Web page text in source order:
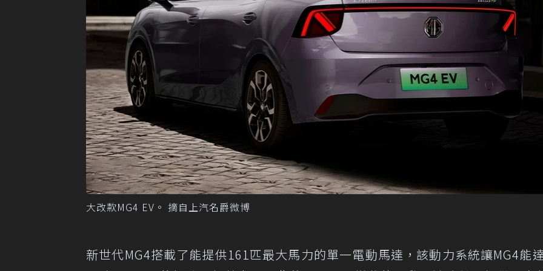
大改款MG4 EV。 摘自上汽名爵微博
新世代MG4搭載了能提供161匹最大馬力的單一電動馬達，該動力系統讓MG4能